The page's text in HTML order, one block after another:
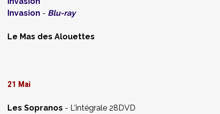
Invasion - Blu-ray
Le Mas des Alouettes
21 Mai
Les Sopranos - L'intégrale 28DVD